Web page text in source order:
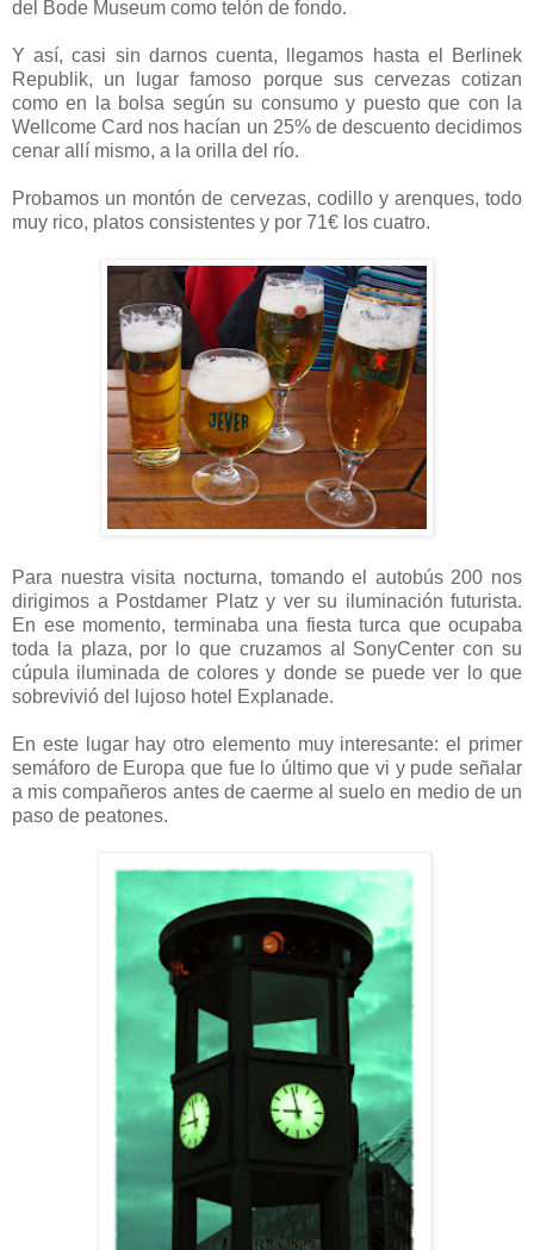
del Bode Museum como telón de fondo.
Y así, casi sin darnos cuenta, llegamos hasta el Berlinek
Republik, un lugar famoso porque sus cervezas cotizan
como en la bolsa según su consumo y puesto que con la
Wellcome Card nos hacían un 25% de descuento decidimos
cenar allí mismo, a la orilla del río.
Probamos un montón de cervezas, codillo y arenques, todo
muy rico, platos consistentes y por 71€ los cuatro.
Para nuestra visita nocturna, tomando el autobús 200 nos
dirigimos a Postdamer Platz y ver su iluminación futurista.
En ese momento, terminaba una fiesta turca que ocupaba
toda la plaza, por lo que cruzamos al SonyCenter con su
cúpula iluminada de colores y donde se puede ver lo que
sobrevivió del lujoso hotel Explanade.
En este lugar hay otro elemento muy interesante: el primer
semáforo de Europa que fue lo último que vi y pude señalar
a mis compañeros antes de caerme al suelo en medio de un
paso de peatones.